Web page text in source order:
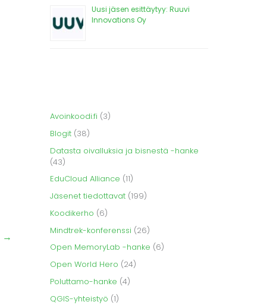
→
Uusi jäsen esittäytyy: Ruuvi
Innovations Oy
Avoinkoodi.fi (3)
Blogit (38)
Datasta oivalluksia ja bisnestä -hanke
(43)
EduCloud Alliance (11)
Jäsenet tiedottavat (199)
Koodikerho (6)
Mindtrek-konferenssi (26)
Open MemoryLab -hanke (6)
Open World Hero (24)
Poluttamo-hanke (4)
QGIS-yhteistyö (1)